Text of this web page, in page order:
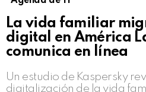
La vida familiar
digital en América
comunica en línea
Un estudio de Kaspersky
digitalización de la vida